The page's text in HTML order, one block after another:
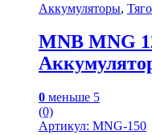
Аккумуляторы,
MNB MNG
0 меньше 5
(0)
Артикул: MNG-150